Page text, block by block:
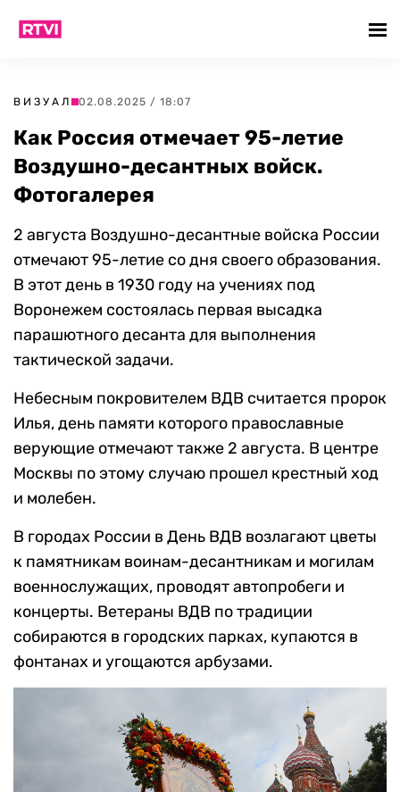
ВИЗУАЛ 02.08.2025 / 18:07
Как Россия отмечает 95-летие
Воздушно-десантных войск.
Фотогалерея
2 августа Воздушно-десантные войска России
отмечают 95-летие со дня своего образования.
В этот день в 1930 году на учениях под
Воронежем состоялась первая высадка
парашютного десанта для выполнения
тактической задачи.
Небесным покровителем ВДВ считается пророк
Илья, день памяти которого православные
верующие отмечают также 2 августа. В центре
Москвы по этому случаю прошел крестный ход
и молебен.
В городах России в День ВДВ возлагают цветы
к памятникам воинам-десантникам и могилам
военнослужащих, проводят автопробеги и
концерты. Ветераны ВДВ по традиции
собираются в городских парках, купаются в
фонтанах и угощаются арбузами.